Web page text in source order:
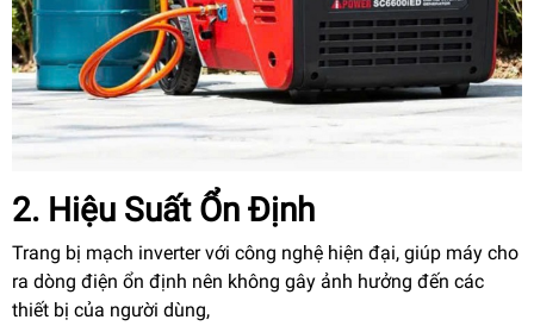
2. Hiệu Suất Ổn Định
Trang bị mạch inverter với công nghệ hiện đại, giúp máy cho
ra dòng điện ổn định nên không gây ảnh hưởng đến các
thiết bị của người dùng,